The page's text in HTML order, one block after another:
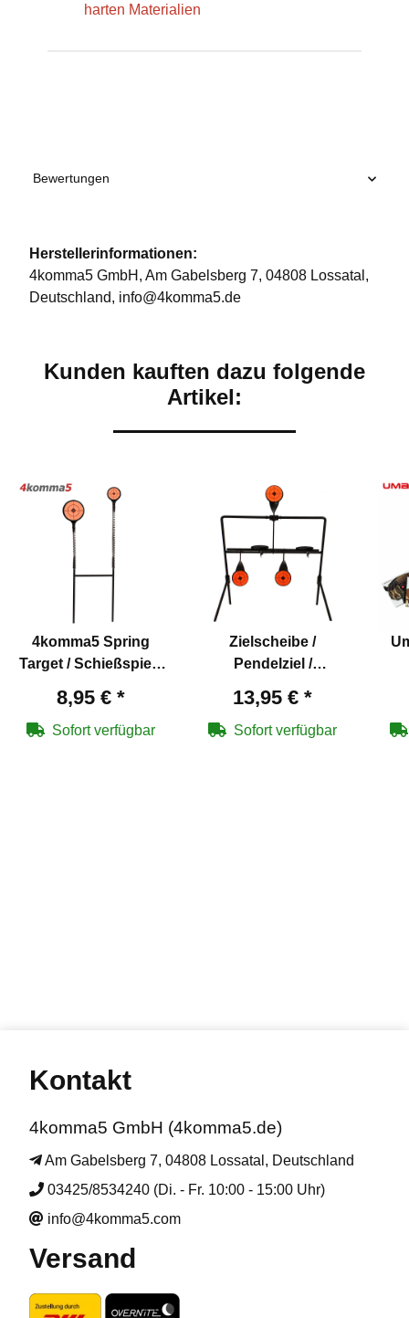
harten Materialien
Bewertungen
Herstellerinformationen:
4komma5 GmbH, Am Gabelsberg 7, 04808 Lossatal,
Deutschland, info@4komma5.de
Kunden kauften dazu folgende
Artikel:
4komma5 Spring
Target / Schießspiel -
8,95 € *
Sofort verfügbar
Zielscheibe /
Pendelziel /
Luftgewehre
13,95 € *
Sofort verfügbar
Kontakt
4komma5 GmbH (4komma5.de)
Am Gabelsberg 7, 04808 Lossatal, Deutschland
03425/8534240 (Di. - Fr. 10:00 - 15:00 Uhr)
info@4komma5.com
Versand